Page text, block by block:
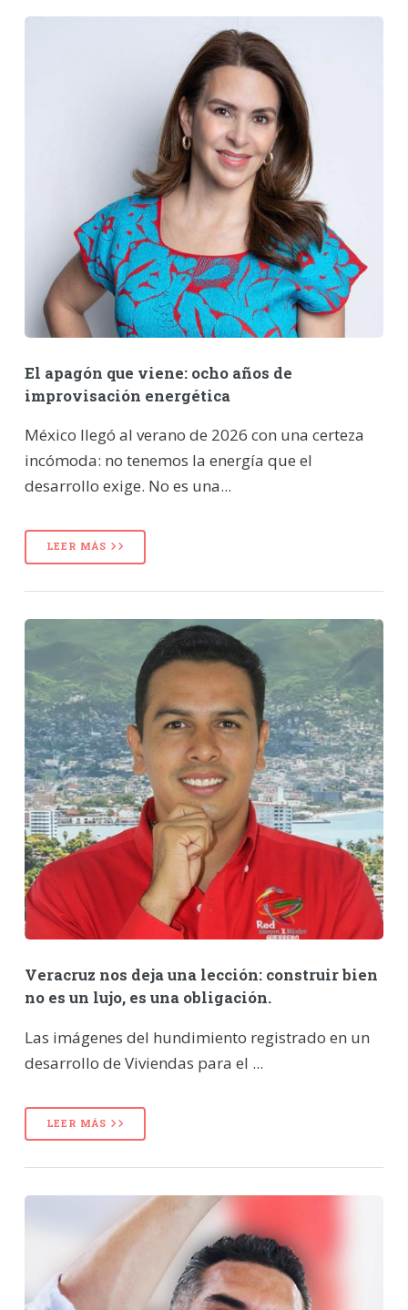
El apagón que viene: ocho años de
improvisación energética
México llegó al verano de 2026 con una certeza
incómoda: no tenemos la energía que el
desarrollo exige. No es una...
LEER MÁS
Veracruz nos deja una lección: construir bien
no es un lujo, es una obligación.
Las imágenes del hundimiento registrado en un
desarrollo de Viviendas para el ...
LEER MÁS